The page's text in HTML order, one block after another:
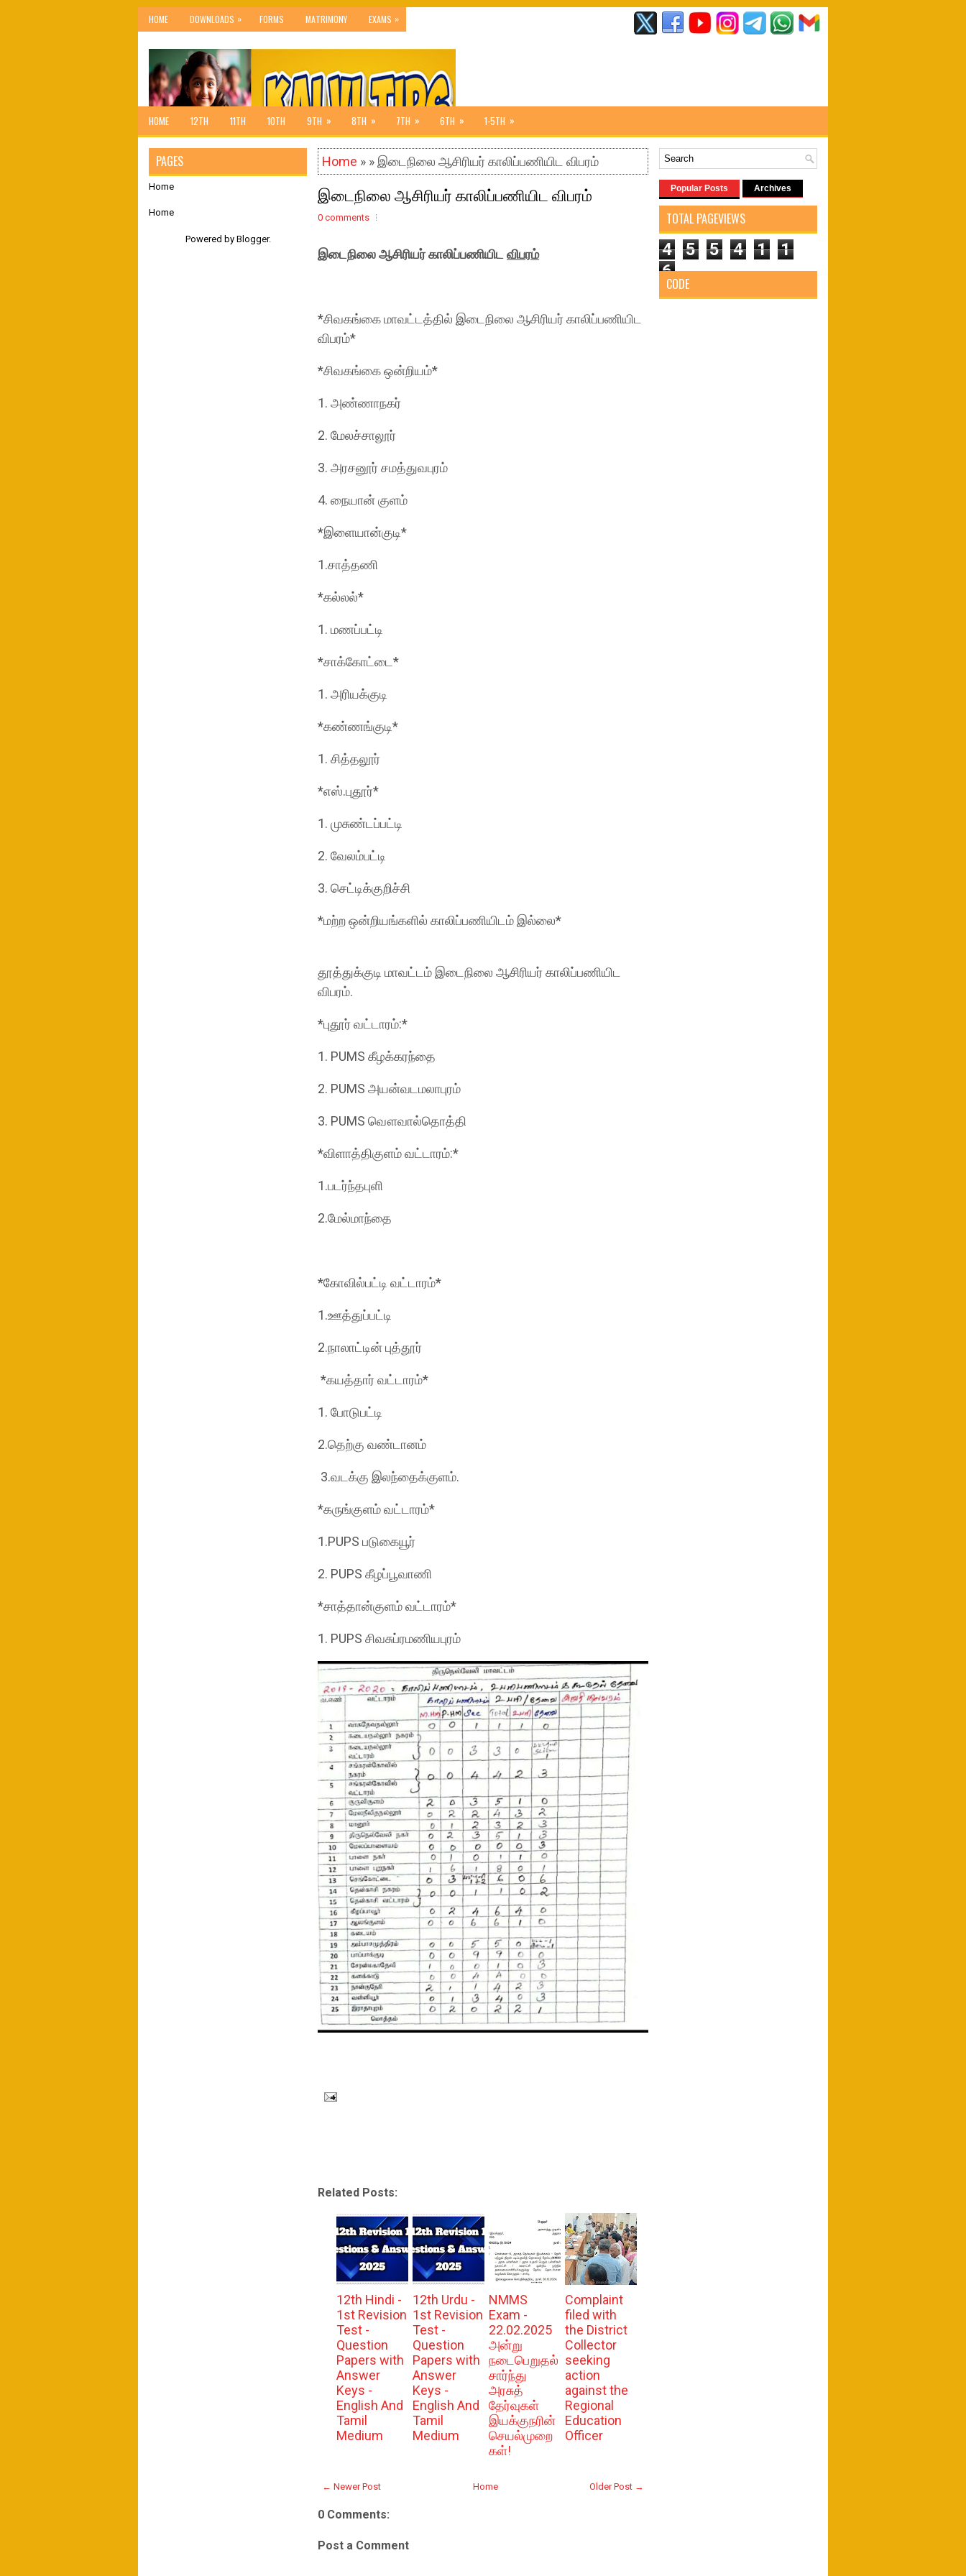
HOME DOWNLOADS » FORMS MATRIMONY EXAMS »
HOME 12TH 11TH 10TH 9TH » 8TH » 7TH » 6TH » 1-5TH »
Home » » இடைநிலை ஆசிரியர் காலிப்பணியிட விபரம்
இடைநிலை ஆசிரியர் காலிப்பணியிட விபரம்
0 comments
இடைநிலை ஆசிரியர் காலிப்பணியிட விபரம்
*சிவகங்கை மாவட்டத்தில் இடைநிலை ஆசிரியர் காலிப்பணியிட
விபரம்*
*சிவகங்கை ஒன்றியம்*
1. அண்ணாநகர்
2. மேலச்சாலூர்
3. அரசனூர் சமத்துவபுரம்
4. நையான் குளம்
*இளையான்குடி*
1.சாத்தணி
*கல்லல்*
1. மணப்பட்டி
*சாக்கோட்டை*
1. அரியக்குடி
*கண்ணங்குடி*
1. சித்தலூர்
*எஸ்.புதூர்*
1. முசுண்டப்பட்டி
2. வேலம்பட்டி
3. செட்டிக்குறிச்சி
*மற்ற ஒன்றியங்களில் காலிப்பணியிடம் இல்லை*
தூத்துக்குடி மாவட்டம் இடைநிலை ஆசிரியர் காலிப்பணியிட
விபரம்.
*புதூர் வட்டாரம்:*
1. PUMS கீழக்கரந்தை
2. PUMS அயன்வடமலாபுரம்
3. PUMS வௌவால்தொத்தி
*விளாத்திகுளம் வட்டாரம்:*
1.படர்ந்தபுளி
2.மேல்மாந்தை
*கோவில்பட்டி வட்டாரம்*
1.ஊத்துப்பட்டி
2.நாலாட்டின் புத்தூர்
*கயத்தார் வட்டாரம்*
1. போடுபட்டி
2.தெற்கு வண்டானம்
3.வடக்கு இலந்தைக்குளம்.
*கருங்குளம் வட்டாரம்*
1.PUPS படுகையூர்
2. PUPS கீழப்பூவாணி
*சாத்தான்குளம் வட்டாரம்*
1. PUPS சிவசுப்ரமணியபுரம்
Related Posts:
12th Hindi -
1st Revision
Test -
Question
Papers with
Answer
Keys -
English And
Tamil
Medium
12th Urdu -
1st Revision
Test -
Question
Papers with
Answer
Keys -
English And
Tamil
Medium
NMMS
Exam -
22.02.2025
அன்று
நடைபெறுதல்
சார்ந்து
அரசுத்
தேர்வுகள்
இயக்குநரின்
செயல்முறை
கள்!
Complaint
filed with
the District
Collector
seeking
action
against the
Regional
Education
Officer
← Newer Post Older Post →
Home
0 Comments:
Post a Comment
PAGES
Home
Home
Powered by Blogger.
Popular Posts Archives
TOTAL PAGEVIEWS
4 5 5 4 1
1
6
CODE